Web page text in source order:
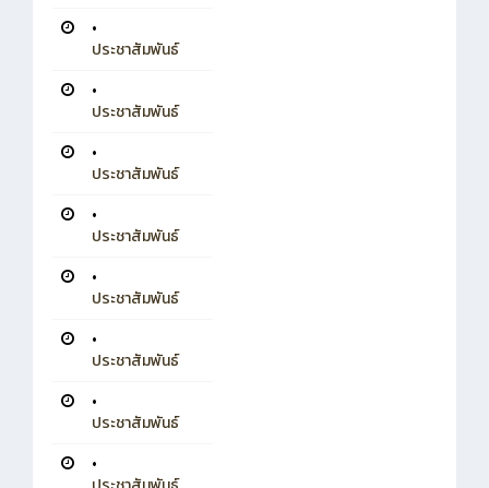
•
ประชาสัมพันธ์
•
ประชาสัมพันธ์
•
ประชาสัมพันธ์
•
ประชาสัมพันธ์
•
ประชาสัมพันธ์
•
ประชาสัมพันธ์
•
ประชาสัมพันธ์
•